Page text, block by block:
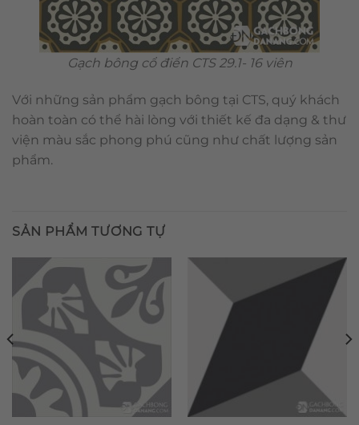
Gạch bông cổ điển CTS 29.1- 16 viên
Với những sản phẩm gạch bông tại CTS, quý khách
hoàn toàn có thể hài lòng với thiết kế đa dạng & thư
viện màu sắc phong phú cũng như chất lượng sản
phẩm.
SẢN PHẨM TƯƠNG TỰ